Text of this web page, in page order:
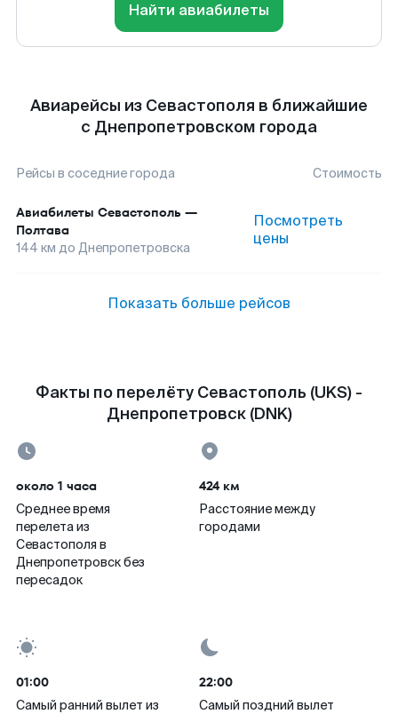
Найти авиабилеты
Авиарейсы из Севастополя в ближайшие
с Днепропетровском города
Рейсы в соседние города Стоимость
Авиабилеты Севастополь —
Полтава
144 км до Днепропетровска
Посмотреть
цены
Показать больше рейсов
Факты по перелёту Севастополь (UKS) -
Днепропетровск (DNK)
около 1 часа
Среднее время
перелета из
Севастополя в
Днепропетровск без
пересадок
424 км
Расстояние между
городами
01:00
Самый ранний вылет из
22:00
Самый поздний вылет